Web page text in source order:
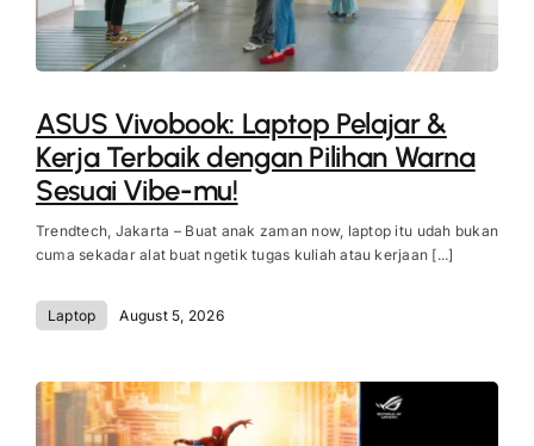
ASUS Vivobook: Laptop Pelajar &
Kerja Terbaik dengan Pilihan Warna
Sesuai Vibe-mu!
Trendtech, Jakarta – Buat anak zaman now, laptop itu udah bukan
cuma sekadar alat buat ngetik tugas kuliah atau kerjaan [...]
Laptop August 5, 2026